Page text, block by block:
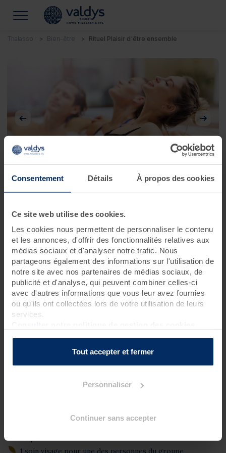
Consentement Détails À propos des cookies
Ce site web utilise des cookies.
Les cookies nous permettent de personnaliser le contenu
et les annonces, d'offrir des fonctionnalités relatives aux
médias sociaux et d'analyser notre trafic. Nous
partageons également des informations sur l'utilisation de
notre site avec nos partenaires de médias sociaux, de
publicité et d'analyse, qui peuvent combiner celles-ci
avec d'autres informations que vous leur avez fournies
ou qu'ils ont collectées lors de votre utilisation de leurs
services.
Tout accepter et fermer
Personnaliser
Continuer sans accepter
Thalasso Bien-être Rituel Plaisir d'être ensemble
UN MOMENT COCOONING AVEC VOS PROCHES
1 jour
Vous souhaitez marquer une occasion spéciale ou simplement
profiter d’un moment unique avec vos proches ? Que ce soit
pour fêter un anniversaire, un enterrement de vie de jeune fille
ou partager une pause cocooning entre amis ou en famille, ce
rituel allie détente et convivialité.
Accessible à partir de 6 personnes
Programme des soins
1 accès au Spa Marin toute la journée pour tout le groupe
Soin spa
1 soin visage pour une des personnes du groupe